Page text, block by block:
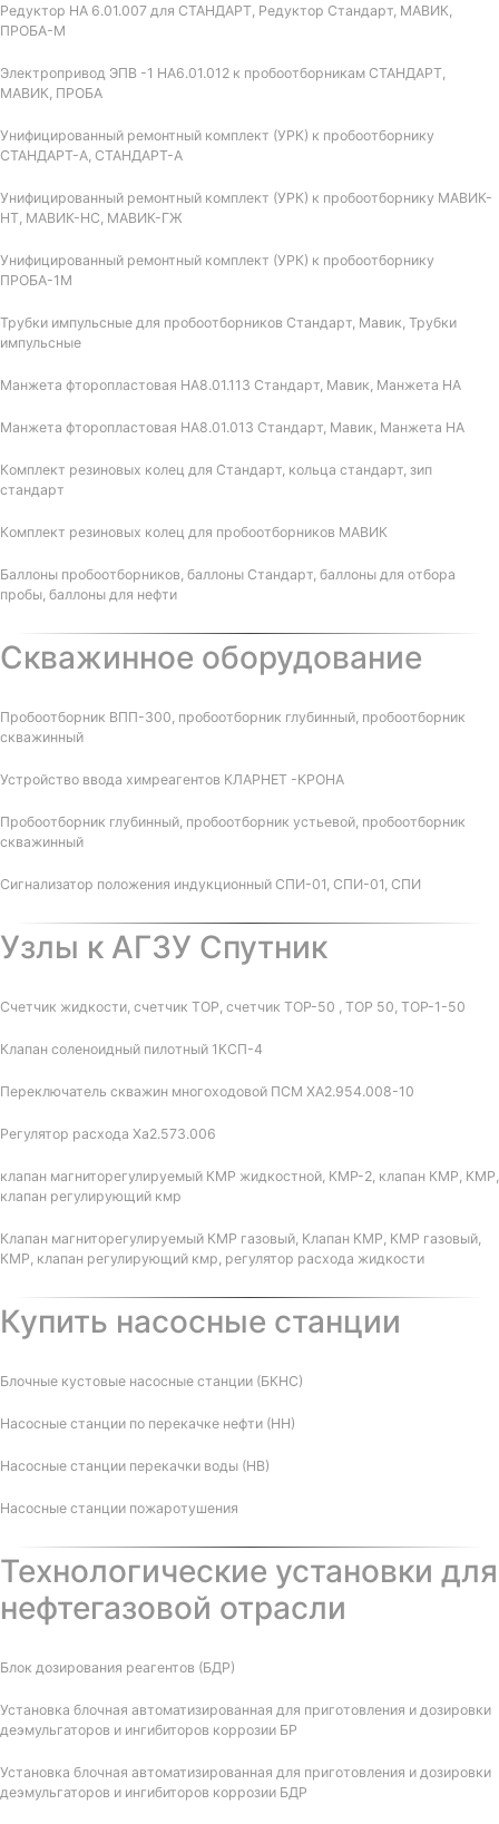
Редуктор НА 6.01.007 для СТАНДАРТ, Редуктор Стандарт, МАВИК,
ПРОБА-М
Электропривод ЭПВ -1 НА6.01.012 к пробоотборникам СТАНДАРТ,
МАВИК, ПРОБА
Унифицированный ремонтный комплект (УРК) к пробоотборнику
СТАНДАРТ-А, СТАНДАРТ-А
Унифицированный ремонтный комплект (УРК) к пробоотборнику МАВИК-
НТ, МАВИК-НС, МАВИК-ГЖ
Унифицированный ремонтный комплект (УРК) к пробоотборнику
ПРОБА-1М
Трубки импульсные для пробоотборников Стандарт, Мавик, Трубки
импульсные
Манжета фторопластовая НА8.01.113 Стандарт, Мавик, Манжета НА
Манжета фторопластовая НА8.01.013 Стандарт, Мавик, Манжета НА
Комплект резиновых колец для Стандарт, кольца стандарт, зип
стандарт
Комплект резиновых колец для пробоотборников МАВИК
Баллоны пробоотборников, баллоны Стандарт, баллоны для отбора
пробы, баллоны для нефти
Скважинное оборудование
Пробоотборник ВПП-300, пробоотборник глубинный, пробоотборник
скважинный
Устройство ввода химреагентов КЛАРНЕТ -КРОНА
Пробоотборник глубинный, пробоотборник устьевой, пробоотборник
скважинный
Сигнализатор положения индукционный СПИ-01, СПИ-01, СПИ
Узлы к АГЗУ Спутник
Счетчик жидкости, счетчик ТОР, счетчик ТОР-50 , ТОР 50, ТОР-1-50
Клапан соленоидный пилотный 1КСП-4
Переключатель скважин многоходовой ПСМ ХА2.954.008-10
Регулятор расхода Ха2.573.006
клапан магниторегулируемый КМР жидкостной, КМР-2, клапан КМР, КМР,
клапан регулирующий кмр
Клапан магниторегулируемый КМР газовый, Клапан КМР, КМР газовый,
КМР, клапан регулирующий кмр, регулятор расхода жидкости
Купить насосные станции
Блочные кустовые насосные станции (БКНС)
Насосные станции по перекачке нефти (НН)
Насосные станции перекачки воды (НВ)
Насосные станции пожаротушения
Технологические установки для
нефтегазовой отрасли
Блок дозирования реагентов (БДР)
Установка блочная автоматизированная для приготовления и дозировки
деэмульгаторов и ингибиторов коррозии БР
Установка блочная автоматизированная для приготовления и дозировки
деэмульгаторов и ингибиторов коррозии БДР